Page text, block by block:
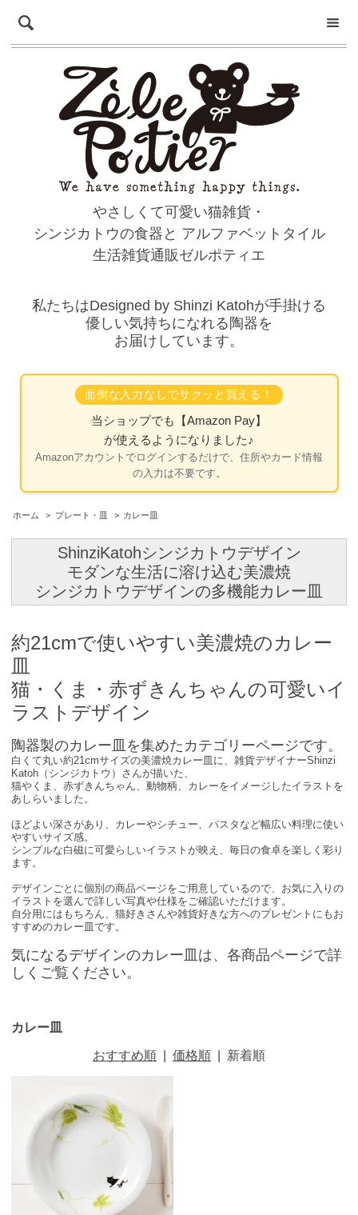
やさしくて可愛い猫雑貨・
シンジカトウの食器と アルファベットタイル
生活雑貨通販ゼルポティエ
私たちはDesigned by Shinzi Katohが手掛ける
優しい気持ちになれる陶器を
お届けしています。
面倒な入力なしでサクッと買える！
当ショップでも
【Amazon Pay】
が使えるようになりました♪
Amazonアカウントでログインするだけで、住所やカード情報
の入力は不要です。
ホーム > プレート・皿 > カレー皿
ShinziKatohシンジカトウデザイン
モダンな生活に溶け込む美濃焼
シンジカトウデザインの多機能カレー皿
約21cmで使いやすい美濃焼のカレー
皿
猫・くま・赤ずきんちゃんの可愛いイ
ラストデザイン
陶器製のカレー皿を集めたカテゴリーページです。
白くて丸い約21cmサイズの美濃焼カレー皿に、雑貨デザイナーShinzi
Katoh（シンジカトウ）さんが描いた、
猫やくま、赤ずきんちゃん、動物柄、カレーをイメージしたイラストを
あしらいました。
ほどよい深さがあり、カレーやシチュー、パスタなど幅広い料理に使い
やすいサイズ感。
シンプルな白磁に可愛らしいイラストが映え、毎日の食卓を楽しく彩り
ます。
デザインごとに個別の商品ページをご用意しているので、お気に入りの
イラストを選んで詳しい写真や仕様をご確認いただけます。
自分用にはもちろん、猫好きさんや雑貨好きな方へのプレゼントにもお
すすめのカレー皿です。
気になるデザインのカレー皿は、各商品ページで詳
しくご覧ください。
カレー皿
おすすめ順 価格順 新着順